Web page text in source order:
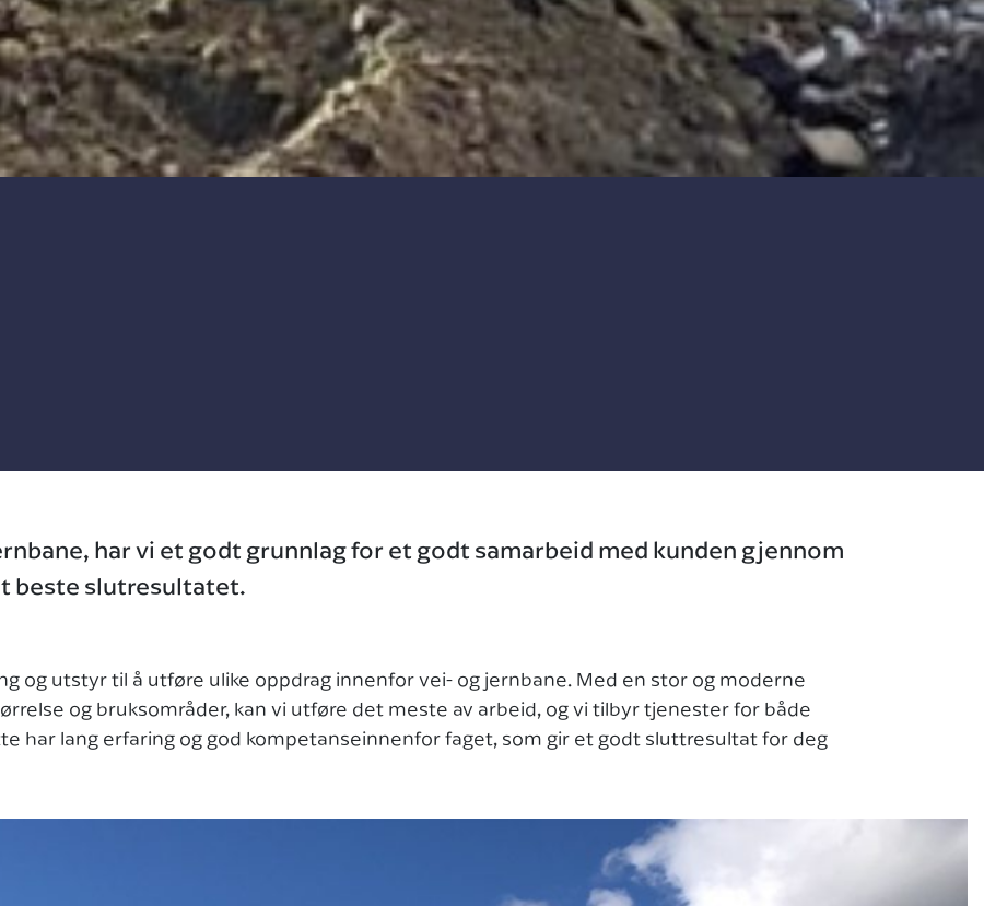
har vi et godt grunnlag for et godt samarbeid med kunden gjennom
beste slutresultatet.
og utstyr til å utføre ulike oppdrag innenfor vei- og jernbane. Med en stor og moderne
og bruksområder, kan vi utføre det meste av arbeid, og vi tilbyr tjenester for både
har lang erfaring og god kompetanseinnenfor faget, som gir et godt sluttresultat for deg